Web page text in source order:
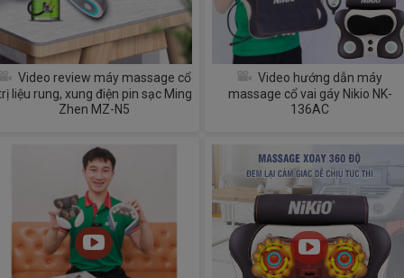
Video review máy massage cổ
liệu rung, xung điện pin sạc Ming
Zhen MZ-N5
Video hướng dẫn máy
massage cổ vai gáy Nikio NK-
136AC